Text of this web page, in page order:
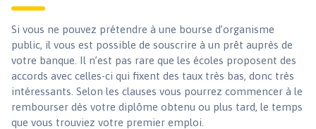
Si vous ne pouvez prétendre à une bourse d’organisme
public, il vous est possible de souscrire à un prêt auprès de
votre banque. Il n’est pas rare que les écoles proposent des
accords avec celles-ci qui fixent des taux très bas, donc très
intéressants. Selon les clauses vous pourrez commencer à le
rembourser dès votre diplôme obtenu ou plus tard, le temps
que vous trouviez votre premier emploi.